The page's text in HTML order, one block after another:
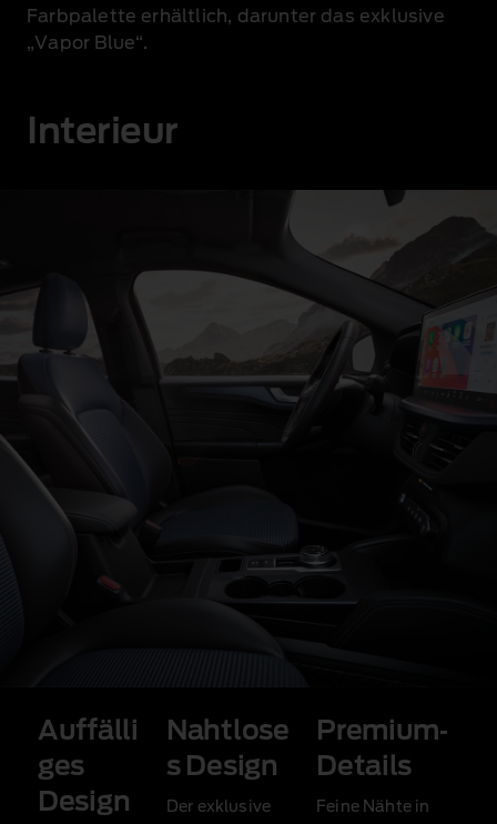
Farbpalette erhältlich, darunter das exklusive
„Vapor Blue“.
Interieur
Auffälli
ges
Design
Nahtlose
s Design
Der exklusive
Premium‑
Details
Feine Nähte in